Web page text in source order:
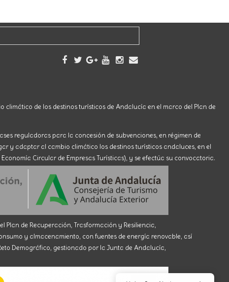
de los destinos turísticos de Andalucía en el marco del Plan de
reguladoras para la concesión de subvenciones, en régimen de
y adaptar al cambio climático los destinos turísticos andaluces, en el
Circular de Empresas Turísticas), y se efectúa su convocatoria.
Plan de Recuperación, Trasformación y Resiliencia,
y almacenamiento, con fuentes de energía renovable, así
Demográfico, gestionado por la Junta de Andalucía,